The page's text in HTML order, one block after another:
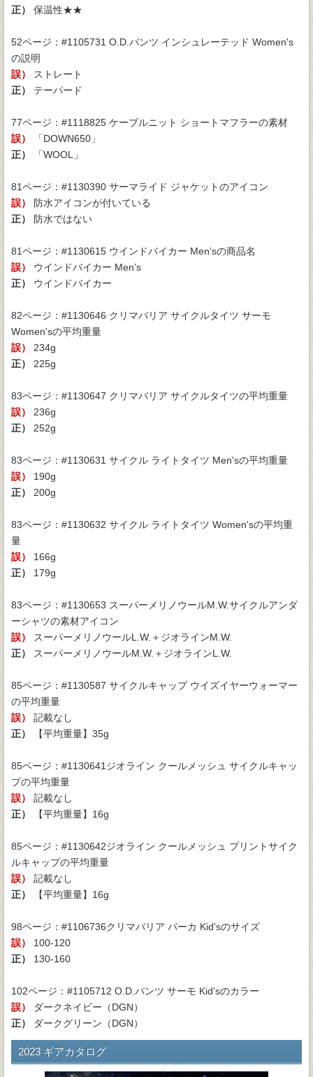
正）
保温性★★
52ページ：#1105731 O.D.パンツ インシュレーテッド Women's
の説明
誤）
ストレート
正）
テーパード
77ページ：#1118825 ケーブルニット ショートマフラーの素材
誤）
「DOWN650」
正）
「WOOL」
81ページ：#1130390 サーマライド ジャケットのアイコン
誤）
防水アイコンが付いている
正）
防水ではない
81ページ：#1130615 ウインドバイカー Men’sの商品名
誤）
ウインドバイカー Men’s
正）
ウインドバイカー
82ページ：#1130646 クリマバリア サイクルタイツ サーモ
Women'sの平均重量
誤）
234g
正）
225g
83ページ：#1130647 クリマバリア サイクルタイツの平均重量
誤）
236g
正）
252g
83ページ：#1130631 サイクル ライトタイツ Men'sの平均重量
誤）
190g
正）
200g
83ページ：#1130632 サイクル ライトタイツ Women'sの平均重
量
誤）
166g
正）
179g
83ページ：#1130653 スーパーメリノウールM.W.サイクルアンダ
ーシャツの素材アイコン
誤）
スーパーメリノウールL.W.＋ジオラインM.W.
正）
スーパーメリノウールM.W.＋ジオラインL.W.
85ページ：#1130587 サイクルキャップ ウイズイヤーウォーマー
の平均重量
誤）
記載なし
正）
【平均重量】35g
85ページ：#1130641ジオライン クールメッシュ サイクルキャッ
プの平均重量
誤）
記載なし
正）
【平均重量】16g
85ページ：#1130642ジオライン クールメッシュ プリントサイク
ルキャップの平均重量
誤）
記載なし
正）
【平均重量】16g
98ページ：#1106736クリマバリア パーカ Kid'sのサイズ
誤）
100-120
正）
130-160
102ページ：#1105712 O.D.パンツ サーモ Kid'sのカラー
誤）
ダークネイビー（DGN）
正）
ダークグリーン（DGN）
2023 ギアカタログ